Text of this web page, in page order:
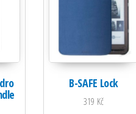
B-SAFE Lock
319 Kč